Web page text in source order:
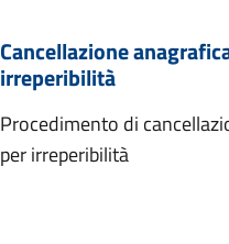
Cancellazione
irreperibilità
Procedimento di
per irreperibilità